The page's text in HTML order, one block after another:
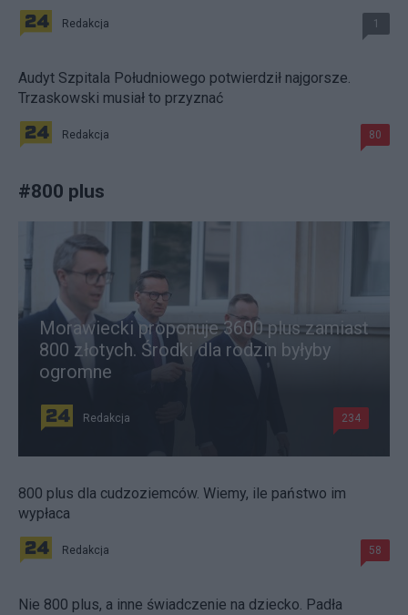
Redakcja 1
Audyt Szpitala Południowego potwierdził najgorsze.
Trzaskowski musiał to przyznać
Redakcja 80
#800 plus
Morawiecki proponuje 3600 plus zamiast
800 złotych. Środki dla rodzin byłyby
ogromne
Redakcja 234
800 plus dla cudzoziemców. Wiemy, ile państwo im
wypłaca
Redakcja 58
Nie 800 plus, a inne świadczenie na dziecko. Padła